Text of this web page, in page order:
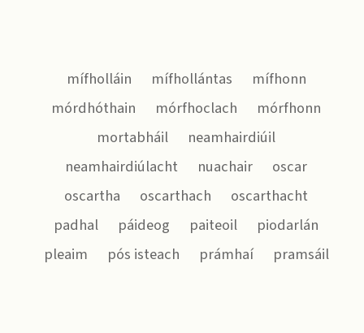
mífholláin mífhollántas
mífhonn
mórdhóthain
mórfhoclach
mórfhonn
mortabháil
neamhairdiúil
neamhairdiúlacht
nuachair
oscar
oscartha
oscarthach
oscarthacht
padhal
páideog paiteoil
piodarlán
pleaim
pós isteach prámhaí pramsáil